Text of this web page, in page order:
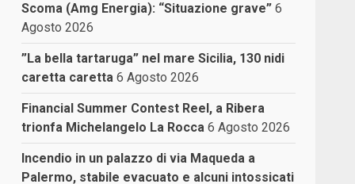
Scoma (Amg Energia): “Situazione grave” 6
Agosto 2026
”La bella tartaruga” nel mare Sicilia, 130 nidi
caretta caretta 6 Agosto 2026
Financial Summer Contest Reel, a Ribera
trionfa Michelangelo La Rocca 6 Agosto 2026
Incendio in un palazzo di via Maqueda a
Palermo, stabile evacuato e alcuni intossicati